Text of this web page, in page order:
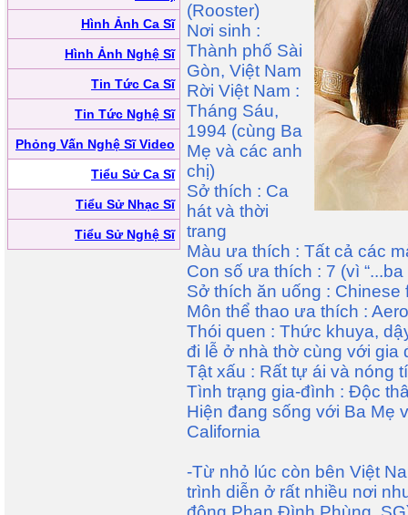
Hình Ảnh Ca Sĩ
Hình Ảnh Nghệ Sĩ
Tin Tức Ca Sĩ
Tin Tức Nghệ Sĩ
Phỏng Vấn Nghệ Sĩ Video
Tiểu Sử Ca Sĩ
Tiểu Sử Nhạc Sĩ
Tiểu Sử Nghệ Sĩ
(Rooster)
Nơi sinh :
Thành phố Sài
Gòn, Việt Nam
Rời Việt Nam :
Tháng Sáu,
1994 (cùng Ba
Mẹ và các anh
chị)
Sở thích : Ca
hát và thời
trang
Màu ưa thích : Tất cả các
Con số ưa thích : 7 (vì
Sở thích ăn uống : Chinese
Môn thể thao ưa thích :
Thói quen : Thức khuya,
đi lễ ở nhà thờ cùng với gia
Tật xấu : Rất tự ái và nóng
Tình trạng gia-đình : Độc
Hiện đang sống với Ba Mẹ
California
-Từ nhỏ lúc còn bên Việt
trình diễn ở rất nhiều nơi